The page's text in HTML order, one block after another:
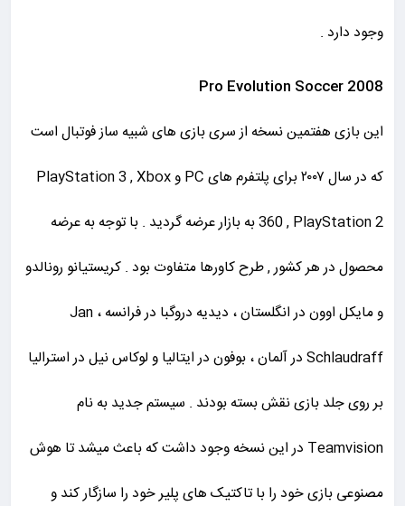
وجود دارد .
Pro Evolution Soccer 2008
این بازی هفتمین نسخه از سری بازی های شبیه ساز فوتبال است
که در سال ۲۰۰۷ برای پلتفرم های PC و PlayStation 3 , Xbox
360 , PlayStation 2 به بازار عرضه گردید . با توجه به عرضه
محصول در هر کشور , طرح کاورها متفاوت بود . کریستیانو رونالدو
و مایکل اوون در انگلستان ، دیدیه دروگبا در فرانسه ، Jan
Schlaudraff در آلمان ، بوفون در ایتالیا و لوکاس نیل در استرالیا
بر روی جلد بازی نقش بسته بودند . سیستم جدید به نام
Teamvision در این نسخه وجود داشت که باعث میشد تا هوش
مصنوعی بازی خود را با تاکتیک های پلیر خود را سازگار کند و